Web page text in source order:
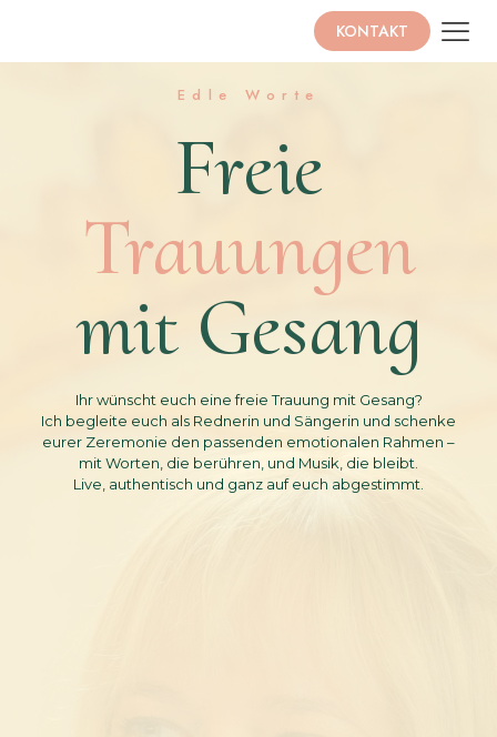
KONTAKT
Edle Worte
Freie
Trauungen
mit Gesang
Ihr wünscht euch eine freie Trauung mit Gesang?
Ich begleite euch als Rednerin und Sängerin und schenke
eurer Zeremonie den passenden emotionalen Rahmen –
mit Worten, die berühren, und Musik, die bleibt.
Live, authentisch und ganz auf euch abgestimmt.